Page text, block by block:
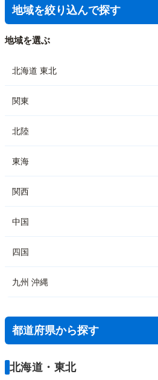
地域を絞り込んで探す
地域を選ぶ
北海道 東北
関東
北陸
東海
関西
中国
四国
九州 沖縄
都道府県から探す
北海道・東北